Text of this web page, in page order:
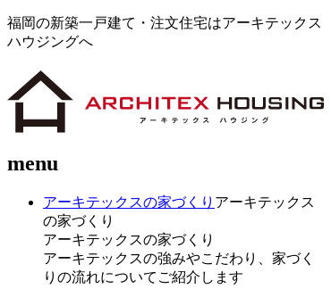
福岡の新築一戸建て・注文住宅はアーキテックス
ハウジングへ
menu
アーキテックスの家づくり アーキテックス
の家づくり
アーキテックスの家づくり
アーキテックスの強みやこだわり、家づく
りの流れについてご紹介します